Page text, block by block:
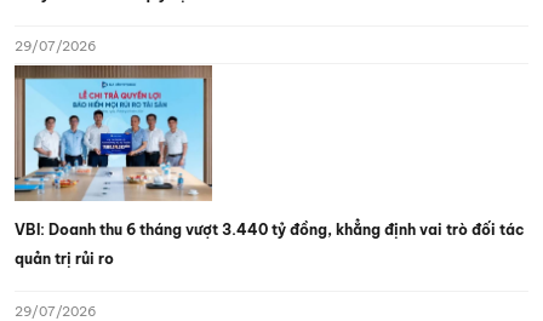
29/07/2026
VBI: Doanh thu 6 tháng vượt 3.440 tỷ đồng, khẳng định vai trò đối tác
quản trị rủi ro
29/07/2026